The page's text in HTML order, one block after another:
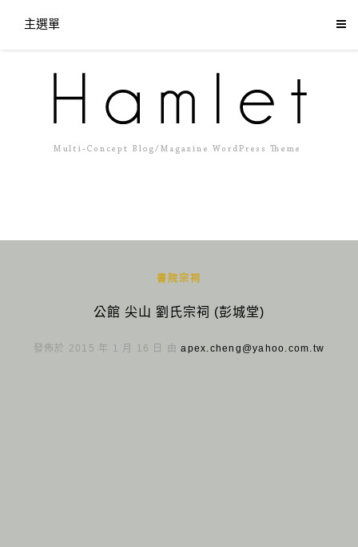
主選單
書院宗祠
公館 尖山 劉氏宗祠 (彭城堂)
發佈於 2015 年 1 月 16 日 由apex.cheng@yahoo.com.tw